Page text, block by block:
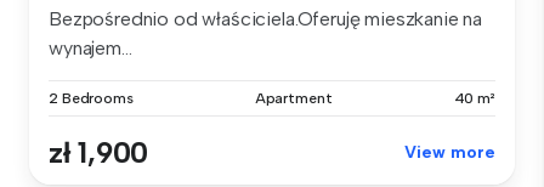
Bezpośrednio od właściciela.Oferuję mieszkanie na
wynajem...
2 Bedrooms Apartment 40 m²
zł 1,900 View more